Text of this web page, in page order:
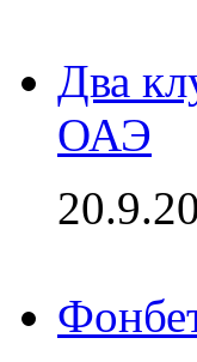
Два
ОАЭ